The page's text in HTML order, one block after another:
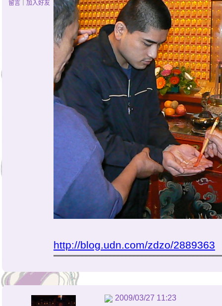
留言
加入好友
http://blog.udn.com/zdzo/2889363
2009/03/27 11:23